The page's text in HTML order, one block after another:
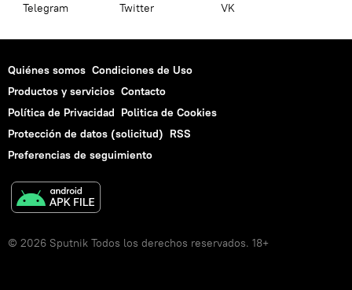
Telegram Twitter VK
Quiénes somos Condiciones de Uso
Productos y servicios Contacto
Política de Privacidad Politica de Cookies
Protección de datos (solicitud) RSS
Preferencias de seguimiento
© 2026 Sputnik Todos los derechos reservados. 18+